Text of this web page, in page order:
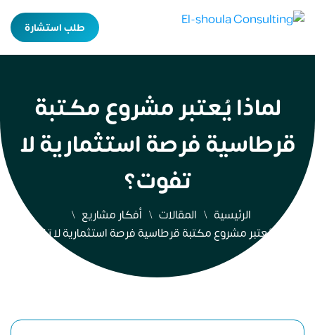
طلب استشارة
لماذا يُعتبر مشروع مكتبة
قرطاسية فرصة استثمارية لا
تفوت؟
الرئيسية المقالات
أفكار مشاريع
لماذا يُعتبر مشروع مكتبة قرطاسية فرصة استثمارية لا تفوت؟